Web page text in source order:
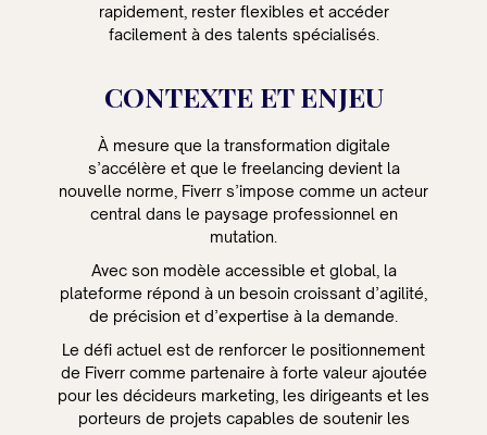
rapidement, rester flexibles et accéder
facilement à des talents spécialisés.
CONTEXTE ET ENJEU
À mesure que la transformation digitale
s’accélère et que le freelancing devient la
nouvelle norme, Fiverr s’impose comme un acteur
central dans le paysage professionnel en
mutation.
Avec son modèle accessible et global, la
plateforme répond à un besoin croissant d’agilité,
de précision et d’expertise à la demande.
Le défi actuel est de renforcer le positionnement
de Fiverr comme partenaire à forte valeur ajoutée
pour les décideurs marketing, les dirigeants et les
porteurs de projets capables de soutenir les